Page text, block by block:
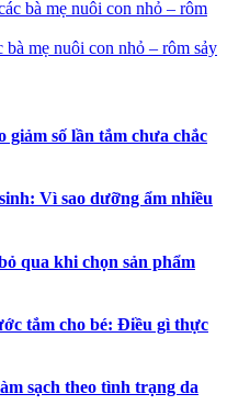
mẹ nuôi con nhỏ – rôm sảy
giảm số lần tắm chưa chắc
Vì sao dưỡng ẩm nhiều
qua khi chọn sản phẩm
tắm cho bé: Điều gì thực
sạch theo tình trạng da